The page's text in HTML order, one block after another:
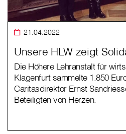
21.04.2022
Unsere HLW zeigt
Die Höhere Lehranstalt für
Klagenfurt sammelte 1.850
Caritasdirektor Ernst
Beteiligten von Herzen.